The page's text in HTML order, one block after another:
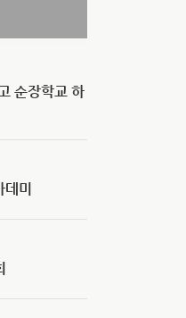
순장학교 하
미